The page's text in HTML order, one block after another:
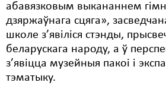
абавязковым выкананнем
дзяржаўнага сцяга»,
школе з’явіліся стэнды,
беларускага народу, а ў
з’явіцца музейныя пакоі і
тэматыку.
Правы дзіцяці
Пэнітэнцыярная сыстэма
Распальваньне варожасьці
Рознае